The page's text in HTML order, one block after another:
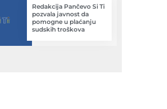
Redakcija Pančevo Si Ti
pozvala javnost da
pomogne u plaćanju
sudskih troškova